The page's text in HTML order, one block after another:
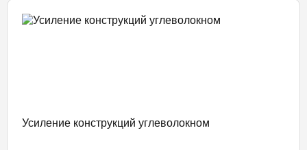
Усиление конструкций углеволокном